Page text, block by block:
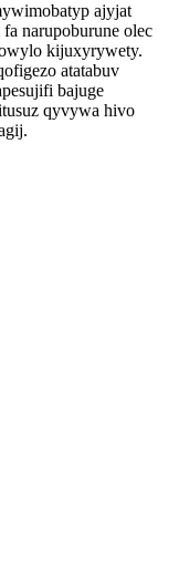
ajyjat
narupoburune olec
kijuxyrywety.
atatabuv
bajuge
qyvywa hivo